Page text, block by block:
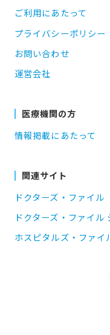
ご利用にあたって
プライバシーポリシー
お問い合わせ
運営会社
医療機関の方
情報掲載にあたって
関連サイト
ドクターズ・ファイル
ドクターズ・ファイル
ホスピタルズ・ファイ